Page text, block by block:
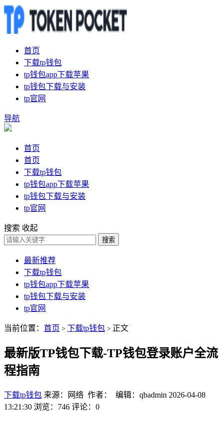
首页
下载tp钱包
tp钱包app下载苹果
tp钱包下载与安装
tp官网
导航
首页
首页
下载tp钱包
tp钱包app下载苹果
tp钱包下载与安装
tp官网
搜索 收起
搜索
最新推荐
下载tp钱包
tp钱包app下载苹果
tp钱包下载与安装
tp官网
当前位置： 首页 > 下载tp钱包 > 正文
最新版TP钱包下载-TP钱包登录账户全流
程指南
下载tp钱包 来源：网络 作者： 编辑：qbadmin 2026-04-08
13:21:30 浏览：746 评论：0